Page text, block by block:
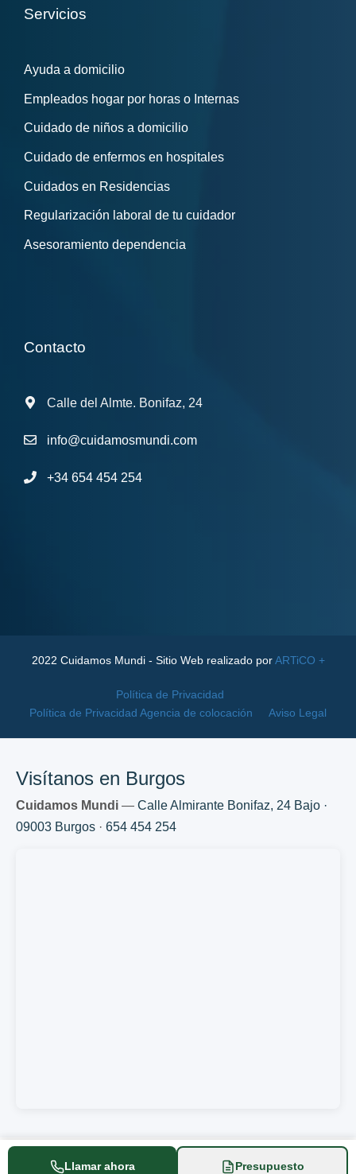
Servicios
Ayuda a domicilio
Empleados hogar por horas o Internas
Cuidado de niños a domicilio
Cuidado de enfermos en hospitales
Cuidados en Residencias
Regularización laboral de tu cuidador
Asesoramiento dependencia
Contacto
Calle del Almte. Bonifaz, 24
info@cuidamosmundi.com
+34 654 454 254
2022 Cuidamos Mundi - Sitio Web realizado porARTiCO +
Política de Privacidad
Política de Privacidad Agencia de colocación
Aviso Legal
Visítanos en Burgos
Cuidamos Mundi — Calle Almirante Bonifaz, 24 Bajo ·
09003 Burgos · 654 454 254
Llamar ahora Presupuesto